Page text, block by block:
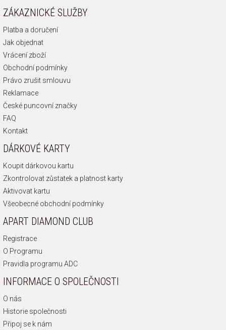
ZÁKAZNICKÉ SLUŽBY
Platba a doručení
Jak objednat
Vrácení zboží
Obchodní podmínky
Právo zrušit smlouvu
Reklamace
České puncovní značky
FAQ
Kontakt
DÁRKOVÉ KARTY
Koupit dárkovou kartu
Zkontrolovat zůstatek a platnost karty
Aktivovat kartu
Všeobecné obchodní podmínky
APART DIAMOND CLUB
Registrace
O Programu
Pravidla programu ADC
INFORMACE O SPOLEČNOSTI
O nás
Historie společnosti
Připoj se k nám